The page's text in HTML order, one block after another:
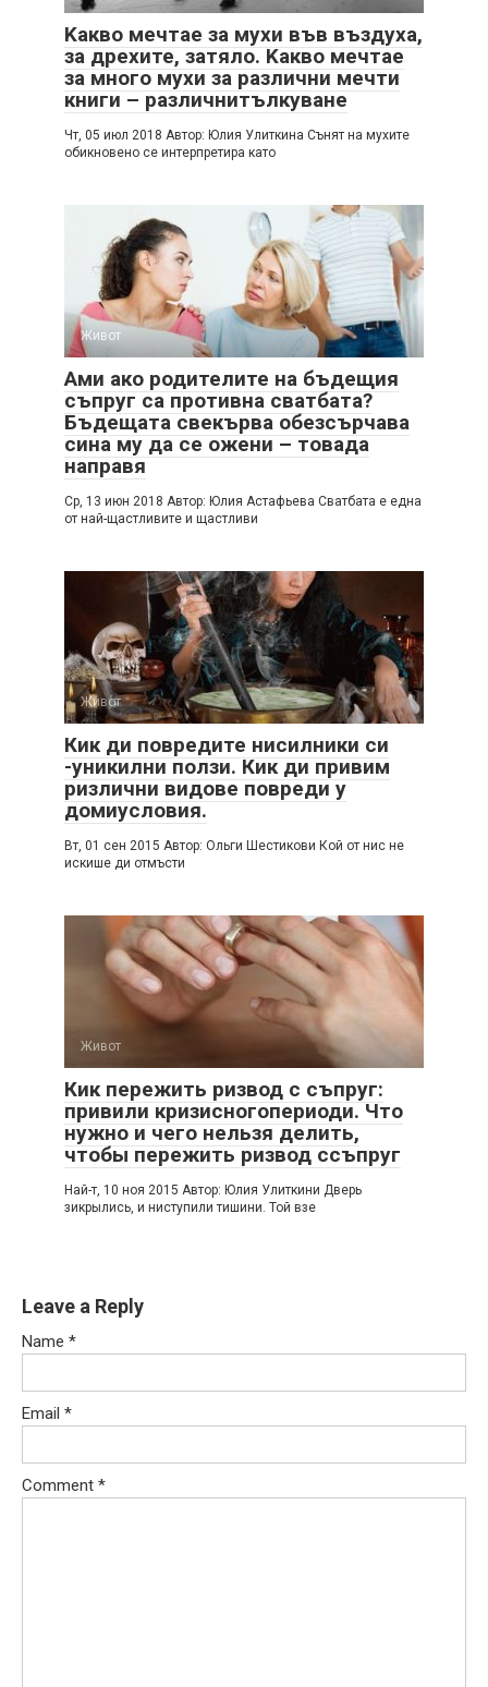
Kакво мечтае за мухи във въздуха,
за дрехите, затяло. Kакво мечтае
за много мухи за различни мечти
книги – различнитълкуване
Чт, 05 июл 2018 Автор: Юлия Улиткина Сънят на мухите
обикновено се интерпретира като
Живот
Ами ако родителите на бъдещия
съпруг са противна сватбата?
Бъдещата свекърва обезсърчава
сина му да се ожени – товада
направя
Cр, 13 июн 2018 Автор: Юлия Астафьева Cватбата е една
от най-щастливите и щастливи
Живот
Кик ди повредите нисилники си
-уникилни ползи. Кик ди привим
ризлични видове повреди у
домиусловия.
Вт, 01 сен 2015 Автор: Ольги Шестикови Кой от нис не
искише ди отмъсти
Живот
Кик пережить ризвод с съпруг:
привили кризисногопериоди. Что
нужно и чего нельзя делить,
чтобы пережить ризвод ссъпруг
Най-т, 10 ноя 2015 Автор: Юлия Улиткини Дверь
зикрылись, и ниступили тишини. Той взе
Leave a Reply
Name *
Email *
Comment *